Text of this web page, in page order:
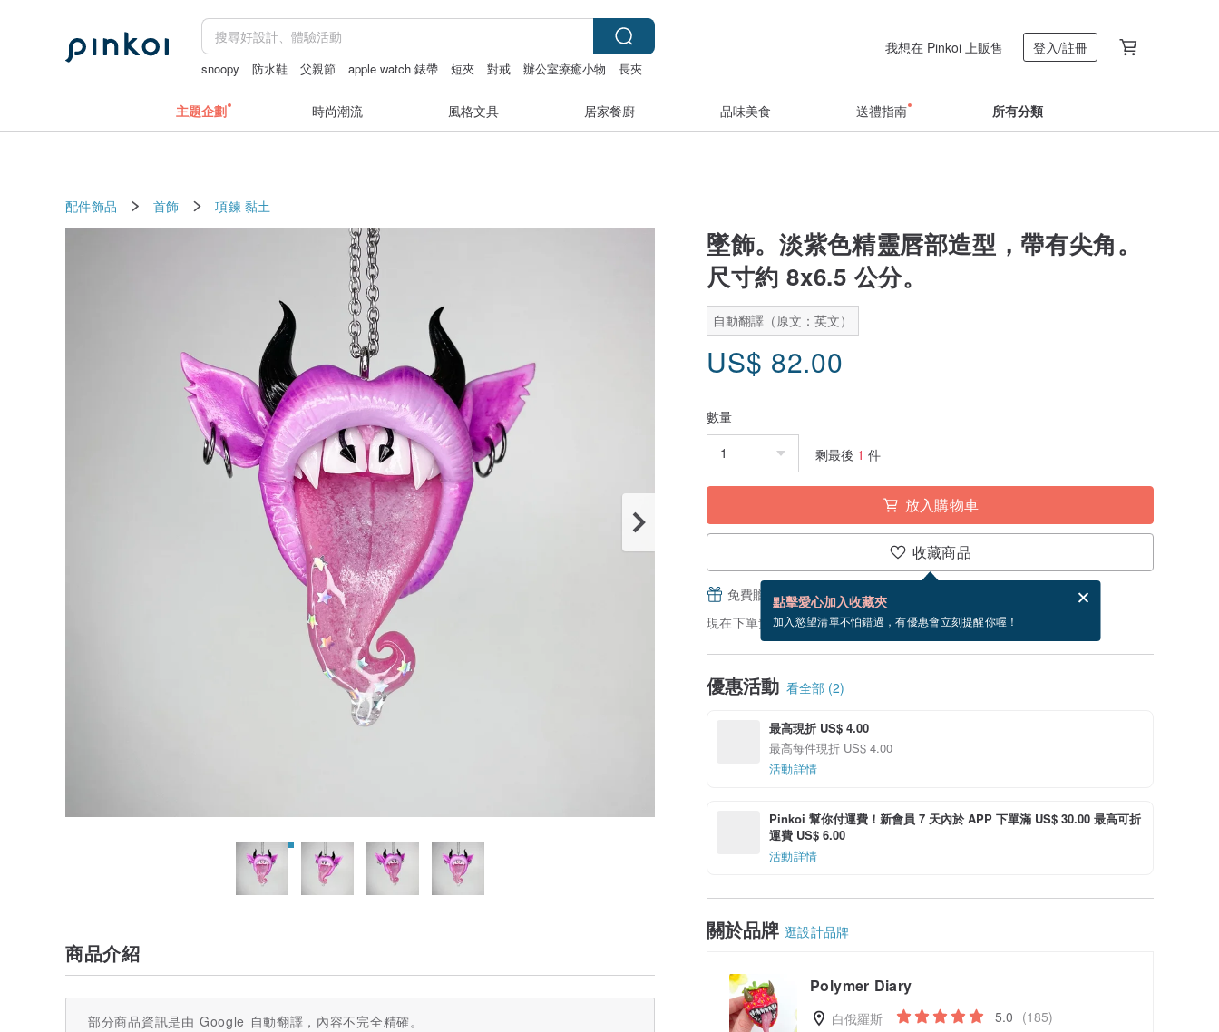
snoopy 防水鞋 父親節 apple watch 錶帶 短夾 對戒 辦公室療癒小物 長夾
我想在 Pinkoi 上販售 登入/註冊
主題企劃 時尚潮流 風格文具 居家餐廚 品味美食 送禮指南 所有分類
配件飾品 首飾 項鍊 黏土
墜飾。淡紫色精靈唇部造型，帶有尖角。
尺寸約 8x6.5 公分。
自動翻譯（原文：英文）
US$ 82.00
數量
剩最後 1 件
放入購物車
收藏商品
點擊愛心加入收藏夾
加入慾望清單不怕錯過，有優惠會立刻提醒你喔！
免費贈送電子賀卡，結帳完成後填寫
現在下單預估 9/1~9/12 到貨。
優惠活動 看全部 (2)
最高現折 US$ 4.00
最高每件現折 US$ 4.00
活動詳情
Pinkoi 幫你付運費！新會員 7 天內於 APP 下單滿 US$ 30.00 最高可折
運費 US$ 6.00
活動詳情
關於品牌 逛設計品牌
Polymer Diary
白俄羅斯 5.0 (185)
商品介紹
部分商品資訊是由 Google 自動翻譯，內容不完全精確。